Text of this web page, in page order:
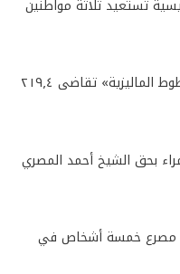
تستعيد ثلاثة مواطنين
مساعد طيار في «الخطوط الماليزية» تقاضى ٢١٩٫٤
بحق الشيخ أحمد المصري
وتأكيد مصرع خمسة أشخاص في